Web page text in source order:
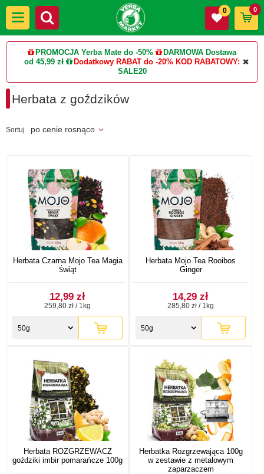
PROMOCJA Yerba Mate do -50%
DARMOWA Dostawa
od 45,99 zł
Dodatkowy RABAT do -20% KOD RABATOWY:
SALE20
0 0
Herbata z goździków
Sortuj po cenie rosnąco
Herbata Czarna Mojo Tea Magia
Świąt
12,99 zł
259,80 zł / 1kg
50g
Herbata Mojo Tea Rooibos
Ginger
14,29 zł
285,80 zł / 1kg
50g
Herbata ROZGRZEWACZ
goździki imbir pomarańcze 100g
Herbatka Rozgrzewająca 100g
w zestawie z metalowym
zaparzaczem